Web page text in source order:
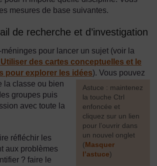
mesures de base suivantes.
de recherche et d’investigation
pour lancer un sujet (voir la
des cartes conceptuelles et le
pour explorer les idées
[Astuce : maintenez
la touche Ctrl
enfoncée et
cliquez sur un lien
pour l’ouvrir dans
un nouvel onglet
(Masquer
l’astuce)
). Vous pouvez
la classe ou bien
groupes puis
avec toute la
réfléchir les
aux problèmes
? faire le